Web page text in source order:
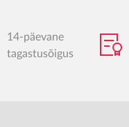
14-päevane
tagastusõigus